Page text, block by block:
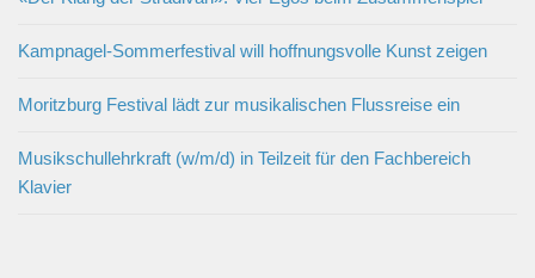
Kampnagel-Sommerfestival will hoffnungsvolle Kunst zeigen
Moritzburg Festival lädt zur musikalischen Flussreise ein
Musikschullehrkraft (w/m/d) in Teilzeit für den Fachbereich
Klavier